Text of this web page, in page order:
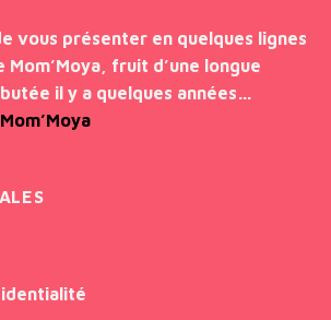
vous présenter en quelques lignes
fruit d’une longue
il y a quelques années…